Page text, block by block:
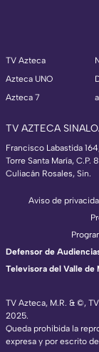
TV Azteca
Azteca UNO
Azteca 7
TV AZTECA
Francisco Labastida
Torre Santa María, C.P.
Culiacán Rosales, Sin.
TV Azteca, M.R. & ©,
2025.
Queda prohibida la
expresa y por escrito
Aviso de
Defensor de
Televisora del Valle de